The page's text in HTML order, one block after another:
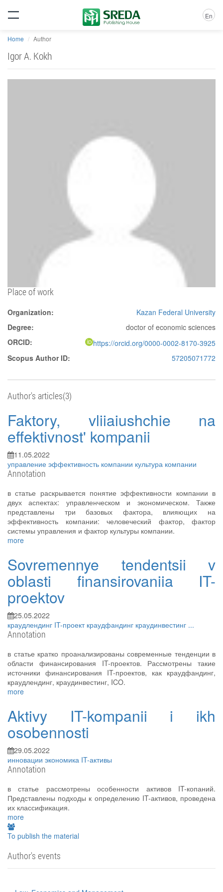
En
Home Author
Igor A. Kokh
Place of work
Organization:
Kazan Federal University
Degree:
doctor of economic sciences
ORCID:
https://orcid.org/0000-0002-8170-3925
Scopus Author ID:
57205071772
Author's articles(3)
Faktory, vliiaiushchie na
effektivnost' kompanii
11.05.2022
управление эффективность компании культура компании
Annotation
в статье раскрывается понятие эффективности компании в
двух аспектах: управленческом и экономическом. Также
представлены три базовых фактора, влияющих на
эффективность компании: человеческий фактор, фактор
системы управления и фактор культуры компании.
more
Sovremennye tendentsii v
oblasti finansirovaniia IT-
proektov
25.05.2022
краудлендинг IT-проект краудфандинг краудинвестинг ...
Annotation
в статье кратко проанализированы современные тенденции в
области финансирования IT-проектов. Рассмотрены такие
источники финансирования IT-проектов, как краудфандинг,
краудлендинг, краудинвестинг, ICO.
more
Aktivy IT-kompanii i ikh
osobennosti
29.05.2022
инновации экономика IT-активы
Annotation
в статье рассмотрены особенности активов IT-копаний.
Представлены подходы к определению IT-активов, проведена
их классификация.
more
To publish the material
Author's events